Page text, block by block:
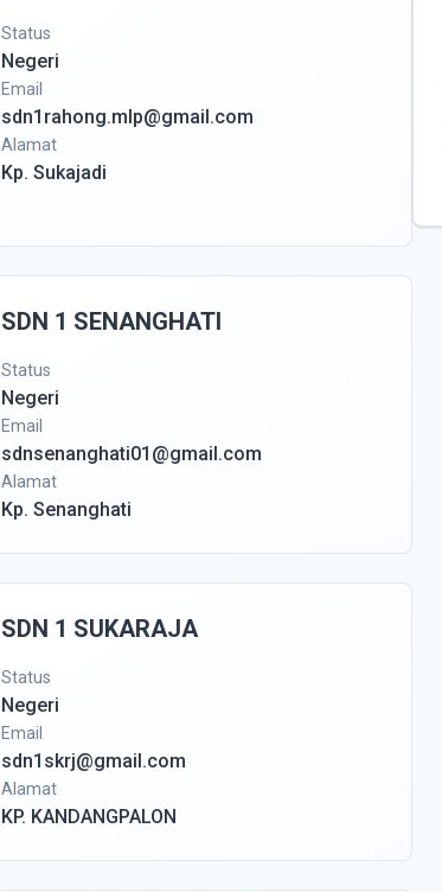
Status
Negeri
Email
sdn1rahong.mlp@gmail.com
Alamat
Kp. Sukajadi
SDN 1 SENANGHATI
Status
Negeri
Email
sdnsenanghati01@gmail.com
Alamat
Kp. Senanghati
SDN 1 SUKARAJA
Status
Negeri
Email
sdn1skrj@gmail.com
Alamat
KP. KANDANGPALON